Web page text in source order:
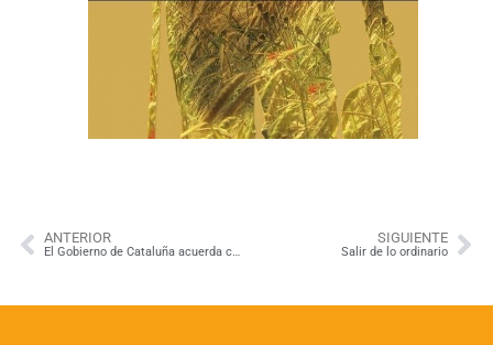
ANTERIOR
El Gobierno de Cataluña acuerda colaborar con Euskadi, La Rioja y la Comunidad Foral de Navarra para gestionar y promocionar el Camino Ignaciano.
SIGUIENTE
Salir de lo ordinario